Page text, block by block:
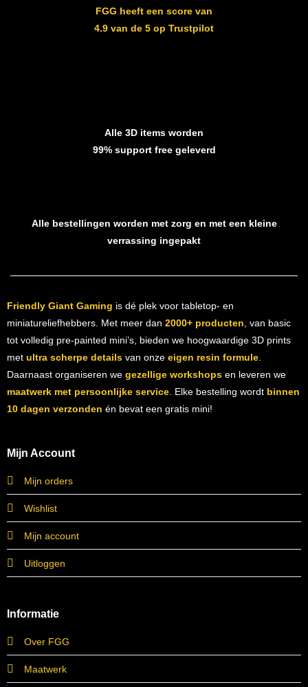
FGG heeft een score van
4.9 van de 5 op Trustpilot
Alle 3D items worden
99% support free geleverd
Alle bestellingen worden met zorg en met een kleine
verrassing ingepakt
Friendly Giant Gaming is dé plek voor tabletop- en
miniatureliefhebbers. Met meer dan 2000+ producten , van basic
tot volledig pre-painted mini’s, bieden we hoogwaardige 3D prints
met ultra scherpe detailsvan onze eigen resin formule.
Daarnaast organiseren we gezellige workshopsen leveren we
maatwerk met persoonlijke service. Elke bestelling wordt binnen
10 dagen verzonden én bevat een gratis mini!
Mijn Account
Mijn orders
Wishlist
Mijn account
Uitloggen
Informatie
Over FGG
Maatwerk